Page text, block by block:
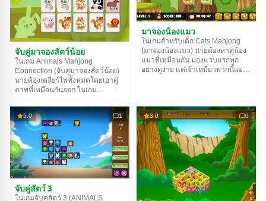
จับคู่มาจองสัตว์น้อย
ในเกม Animals Mahjong
Connection (จับคู่มาจองสัตว์น้อย)
นายต้องเคลียร์ไพ่ทั้งหมดโดยเอาคู่
ภาพที่เหมือนกันออก ในเกม
คลาสสิกตรงที่ นายต้อง 'เชื่อม' ภาพ
สัตว์ที่เหมือนกันเข้าด้วยกัน แล้วมัน
ถึงจะหายไป นายต้องไวหน่อยนะ
เพราะมาจองนี้จับเวลา นาฬิกากำลัง
เดินอยู่! เกมนี้สร้างมาเพื่อเด็กๆ เป็น
หลัก เพราะพวกเขาจะสนุกกับการหา
สัตว์ต่างๆ และตัวเกมก็ไม่ได้ยากเกิน
ไป แถมยังมีคำใบ้และสับเปลี่ยนไพ่
ให้ใช้ถ้านายหาทางเดินไม่เจอ!
มาจองน้องแมว
ในเกมสำหรับเด็ก Cats Mahjong
(มาจองน้องแมว) นายต้องหาคู่น้อง
แมวที่เหมือนกัน มองแวบแรกทุก
อย่างดูง่าย แต่เจ้าเหมียวพวกนี้แอบ
จองนี้ยังจับเวลาด้วย - นายต้องหาคู่
ของเจ้าก้อนขนพวกนี้ให้ไวเลยล่ะ
เกมนี้มี 21 ด่าน ท้าทายสุดๆ แม้แต่
กับทาสแมวตัวจริง!
5.0 1
จับคู่สัตว์ 3
ในเกมจับคู่สัตว์ 3 (ANIMALS
3.0 0